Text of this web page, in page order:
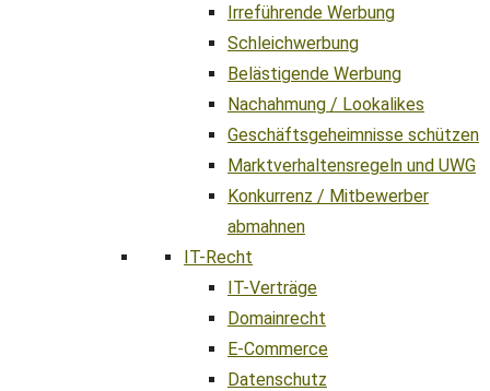
Irreführende Werbung
Schleichwerbung
Belästigende Werbung
Nachahmung / Lookalikes
Geschäftsgeheimnisse schützen
Marktverhaltensregeln und UWG
Konkurrenz / Mitbewerber
abmahnen
IT-Recht
IT-Verträge
Domainrecht
E-Commerce
Datenschutz